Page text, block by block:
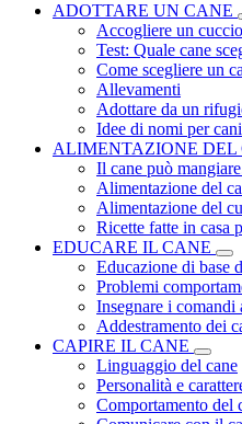
ADOTTARE UN CANE
Accogliere un
Test: Quale cane
Come scegliere un
Allevamenti
Adottare da un
Idee di nomi per cani
ALIMENTAZIONE DEL
Il cane può
Alimentazione del
Alimentazione del
Ricette fatte in casa
EDUCARE IL CANE
Educazione di base
Problemi
Insegnare i comandi
Addestramento dei
CAPIRE IL CANE
Linguaggio del cane
Personalità e
Comportamento del